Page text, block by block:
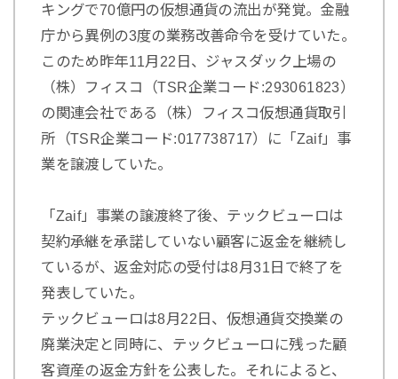
キングで70億円の仮想通貨の流出が発覚。金融
庁から異例の3度の業務改善命令を受けていた。
このため昨年11月22日、ジャスダック上場の
（株）フィスコ（TSR企業コード:293061823）
の関連会社である（株）フィスコ仮想通貨取引
所（TSR企業コード:017738717）に「Zaif」事
業を譲渡していた。
「Zaif」事業の譲渡終了後、テックビューロは
契約承継を承諾していない顧客に返金を継続し
ているが、返金対応の受付は8月31日で終了を
発表していた。
テックビューロは8月22日、仮想通貨交換業の
廃業決定と同時に、テックビューロに残った顧
客資産の返金方針を公表した。それによると、